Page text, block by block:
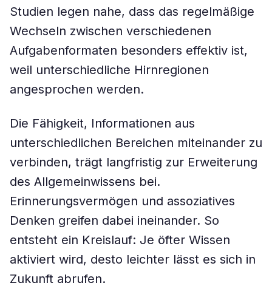
Studien legen nahe, dass das regelmäßige
Wechseln zwischen verschiedenen
Aufgabenformaten besonders effektiv ist,
weil unterschiedliche Hirnregionen
angesprochen werden.
Die Fähigkeit, Informationen aus
unterschiedlichen Bereichen miteinander zu
verbinden, trägt langfristig zur Erweiterung
des Allgemeinwissens bei.
Erinnerungsvermögen und assoziatives
Denken greifen dabei ineinander. So
entsteht ein Kreislauf: Je öfter Wissen
aktiviert wird, desto leichter lässt es sich in
Zukunft abrufen.